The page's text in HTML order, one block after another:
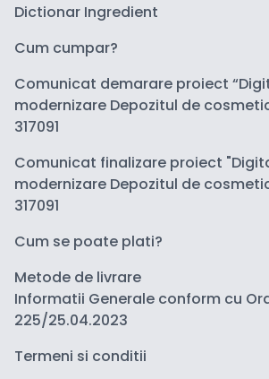
Dictionar Ingredient
Cum cumpar?
Comunicat demarare proiect
modernizare Depozitul de
317091
Comunicat finalizare proiect
modernizare Depozitul de
317091
Cum se poate plati?
Metode de livrare
Informatii Generale conform cu
225/25.04.2023
Termeni si conditii